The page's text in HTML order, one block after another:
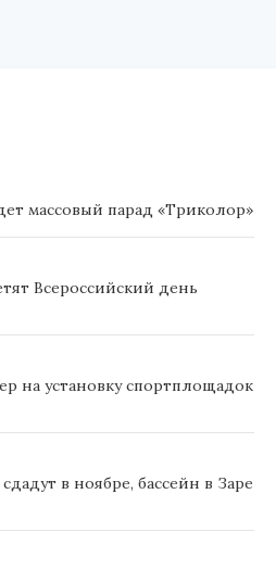
массовый парад «Триколор»
Всероссийский день
на установку спортплощадок
в ноябре, бассейн в Заре